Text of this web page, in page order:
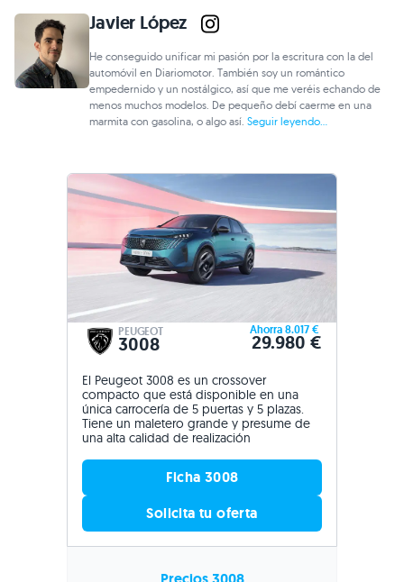
Javier López
He conseguido unificar mi pasión por la escritura con la del
automóvil en Diariomotor. También soy un romántico
empedernido y un nostálgico, así que me veréis echando de
menos muchos modelos. De pequeño debí caerme en una
marmita con gasolina, o algo así.Seguir leyendo...
PEUGEOT
3008
Ahorra 8.017 €
29.980 €
El Peugeot 3008 es un crossover
compacto que está disponible en una
única carrocería de 5 puertas y 5 plazas.
Tiene un maletero grande y presume de
una alta calidad de realización
Ficha 3008
Solicita tu oferta